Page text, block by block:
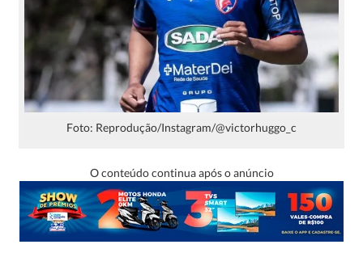
Foto: Reprodução/Instagram/@victorhuggo_c
O conteúdo continua após o anúncio